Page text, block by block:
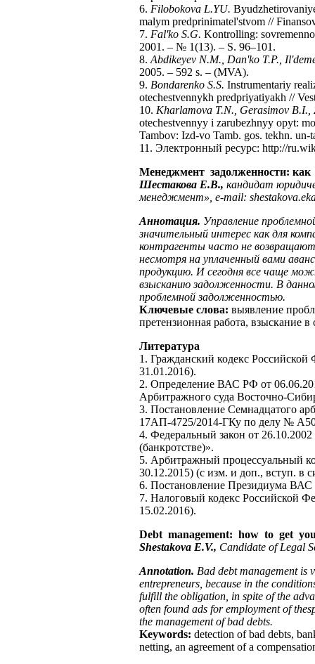
6. Filobokova L.YU.
malym predprinimatel'stvom //
7. Fal'ko S.G. Kontrolling:
2001. – № 1(13). – S. 96–101.
8.Abdikeyev N.M., Dan'ko T.P.,
2005. – 592 s. – (MVA).
9. Bondarenko S.S. Instrumentariy
otechestvennykh predpriyatiyakh //
10. Kharlamova T.N., Gerasimov B.I.,
otechestvennyy i zarubezhnyy opyt:
Tambov: Izd-vo Tamb. gos. tekhn. un-
11. Электронный ресурс: http://
Менеджмент задолженности: как
Шестакова Е.В., кандидат
менеджмент», e-mail: shestakova.
Аннотация. Управление
значительный интерес как для
контрагенты часто не
несмотря на уплаченный вами
продукцию. И сегодня все чаще
взысканию задолженности. В
проблемной задолженностью.
Ключевые слова: выявление
претензионная работа, взыскание
Литература
1. Гражданский кодекс
31.01.2016).
2. Определение ВАС РФ от
Арбитражного суда Восточно-
3. Постановление Семнадцатого
17АП-4725/2014-ГКу по делу №
4. Федеральный закон от
(банкротстве)».
5. Арбитражный процессуальный
30.12.2015) (с изм. и доп., вступ. в
6. Постановление Президиума
7. Налоговый кодекс Российской
15.02.2016).
Debt management: how to get
Shestakova E.V., Candidate of Legal
Annotation. Bad debt management is
entrepreneurs, because in the
fulfill the obligation, in spite of the
often found ads for employment of
the management of bad debts.
Keywords: detection of bad debts,
netting, an agreement of a